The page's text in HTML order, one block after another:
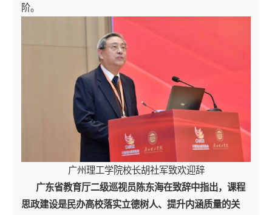
阶。
广州理工学院校长胡社军致欢迎辞
广东省教育厅二级巡视员陈东海在致辞中指出，课程
思政建设是民办高校落实立德树人、提升内涵质量的关